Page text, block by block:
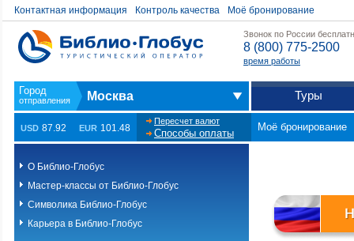
Контактная информация Контроль качества Моё бронирование
Звонок по России
8 (800) 775-2500
время работы
Москва Туры
USD 87.92 EUR 101.48
Пересчет валют
Способы оплаты
Моё бронирование
О Библио-Глобус
Мастер-классы от Библио-Глобус
Символика Библио-Глобус
Карьера в Библио-Глобус